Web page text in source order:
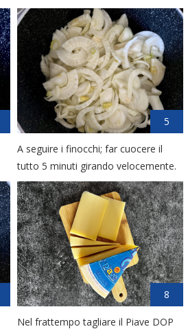
5
A seguire i finocchi; far cuocere il
tutto 5 minuti girando velocemente.
8
Nel frattempo tagliare il Piave DOP